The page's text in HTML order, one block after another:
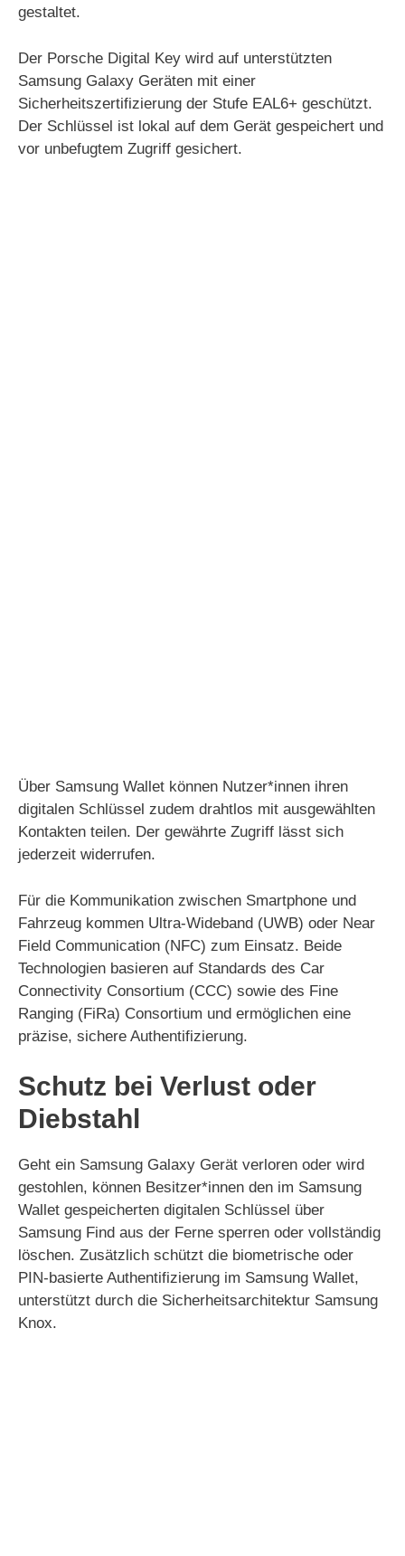
gestaltet.
Der Porsche Digital Key wird auf unterstützten
Samsung Galaxy Geräten mit einer
Sicherheitszertifizierung der Stufe EAL6+ geschützt.
Der Schlüssel ist lokal auf dem Gerät gespeichert und
vor unbefugtem Zugriff gesichert.
Über Samsung Wallet können Nutzer*innen ihren
digitalen Schlüssel zudem drahtlos mit ausgewählten
Kontakten teilen. Der gewährte Zugriff lässt sich
jederzeit widerrufen.
Für die Kommunikation zwischen Smartphone und
Fahrzeug kommen Ultra-Wideband (UWB) oder Near
Field Communication (NFC) zum Einsatz. Beide
Technologien basieren auf Standards des Car
Connectivity Consortium (CCC) sowie des Fine
Ranging (FiRa) Consortium und ermöglichen eine
präzise, sichere Authentifizierung.
Schutz bei Verlust oder
Diebstahl
Geht ein Samsung Galaxy Gerät verloren oder wird
gestohlen, können Besitzer*innen den im Samsung
Wallet gespeicherten digitalen Schlüssel über
Samsung Find aus der Ferne sperren oder vollständig
löschen. Zusätzlich schützt die biometrische oder
PIN-basierte Authentifizierung im Samsung Wallet,
unterstützt durch die Sicherheitsarchitektur Samsung
Knox.